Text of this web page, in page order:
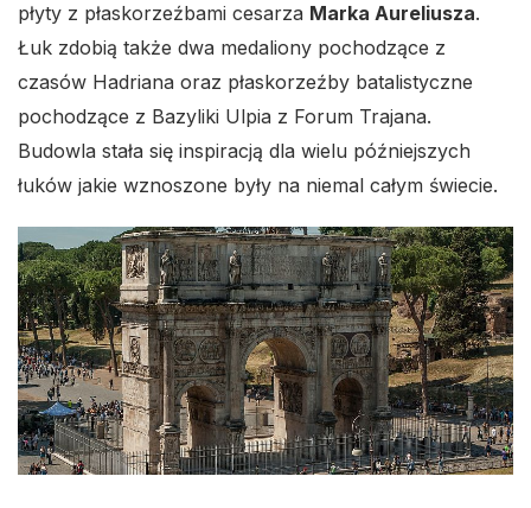
płyty z płaskorzeźbami cesarza Marka Aureliusza.
Łuk zdobią także dwa medaliony pochodzące z
czasów Hadriana oraz płaskorzeźby batalistyczne
pochodzące z Bazyliki Ulpia z Forum Trajana.
Budowla stała się inspiracją dla wielu późniejszych
łuków jakie wznoszone były na niemal całym świecie.